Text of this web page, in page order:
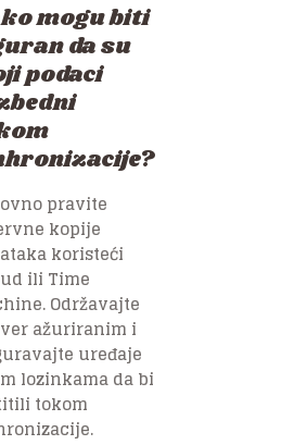
mogu biti
da su
podaci
pravite
kopije
koristeći
ili Time
Održavajte
ažuriranim i
uređaje
lozinkama da bi
tokom